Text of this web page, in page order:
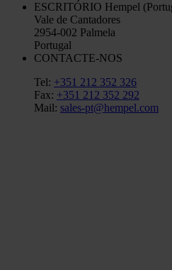
ESCRITÓRIO Hempel
Vale de Cantadores
2954-002 Palmela
Portugal
CONTACTE-NOS
Tel: +351 212 352 326
Fax: +351 212 352 292
Mail: sales-pt@hempel.com